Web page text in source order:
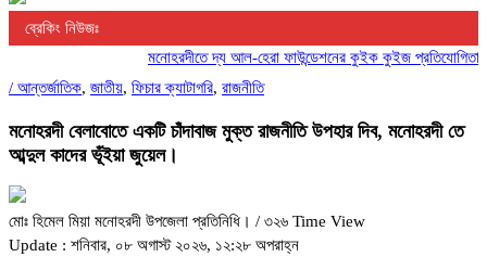
ব্রেকিং নিউজঃ
মনোহরদীতে দ্য আল-হেরা ফাউন্ডেশনের কুইক কুইজ প্রতিযোগিতা
/ আন্তর্জাতিক, জাতীয়, ফিচার ক্যাটাগরি, রাজনীতি
মনোহরদী বেলাবোতে একটি চাঁদাবাজ মুক্ত রাজনীতি উপহার দিব, মনোহরদী তে
আব্দুল কাদের ভূঁইয়া জুয়েল।
মোঃ হিমেল মিয়া মনোহরদী উপজেলা প্রতিনিধি। / ৩২৬ Time View
Update : শনিবার, ০৮ অগাস্ট ২০২৬, ১২:২৮ অপরাহ্ন